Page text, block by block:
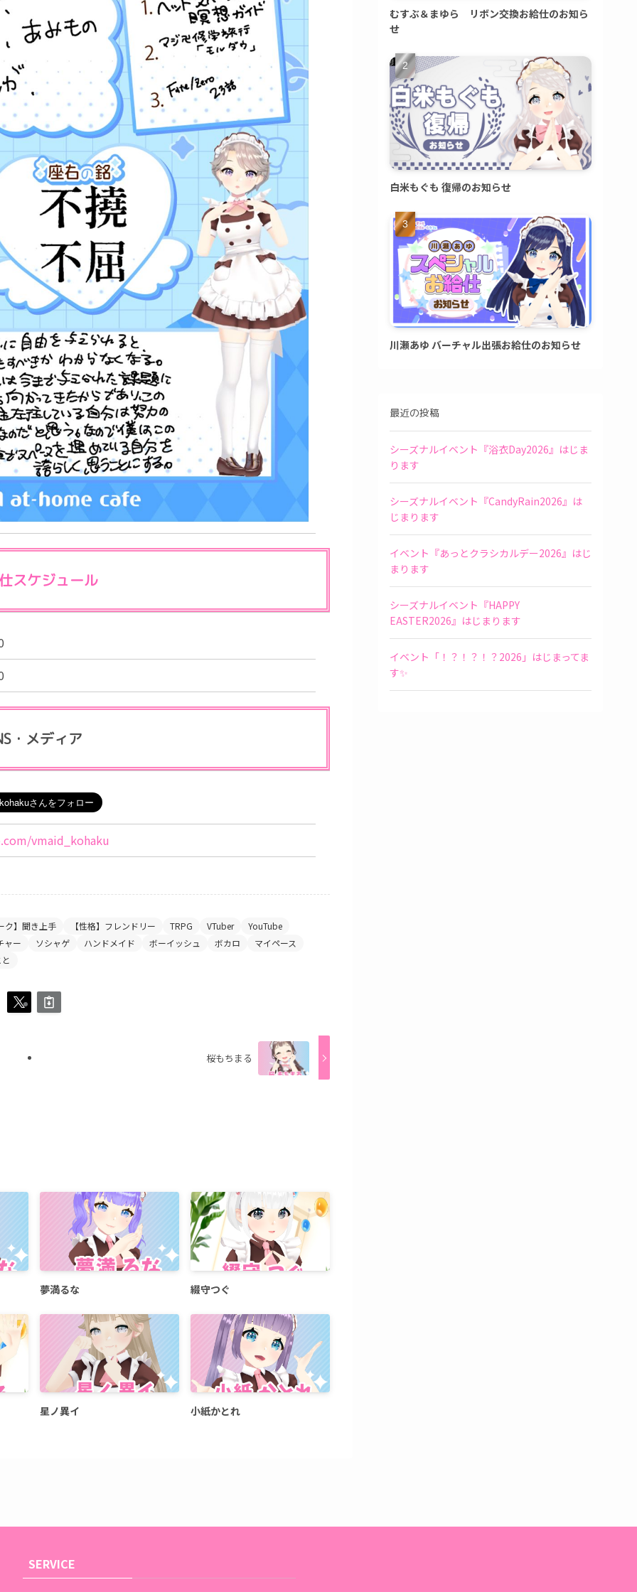
スケジュール
・メディア
vmaid_kohaku
ク】聞き上手 【性格】フレンドリー TRPG VTuber
YouTube
ャー
ソシャゲ ハンドメイド ボーイッシュ ボカロ
マイペース
桜もちまる
夢満るな 綴守つぐ
星ノ異イ 小紙かとれ
むすぶ＆まゆら リボン交換お給仕のお知ら
せ
白米もぐも 復帰のお知らせ
川瀬あゆ バーチャル出張お給仕のお知らせ
最近の投稿
シーズナルイベント『浴衣Day2026』はじま
ります
シーズナルイベント『CandyRain2026』は
じまります
イベント『あっとクラシカルデー2026』はじ
まります
シーズナルイベント『HAPPY
EASTER2026』はじまります
イベント「！？！？！？2026」はじまってま
す✨
SERVICE